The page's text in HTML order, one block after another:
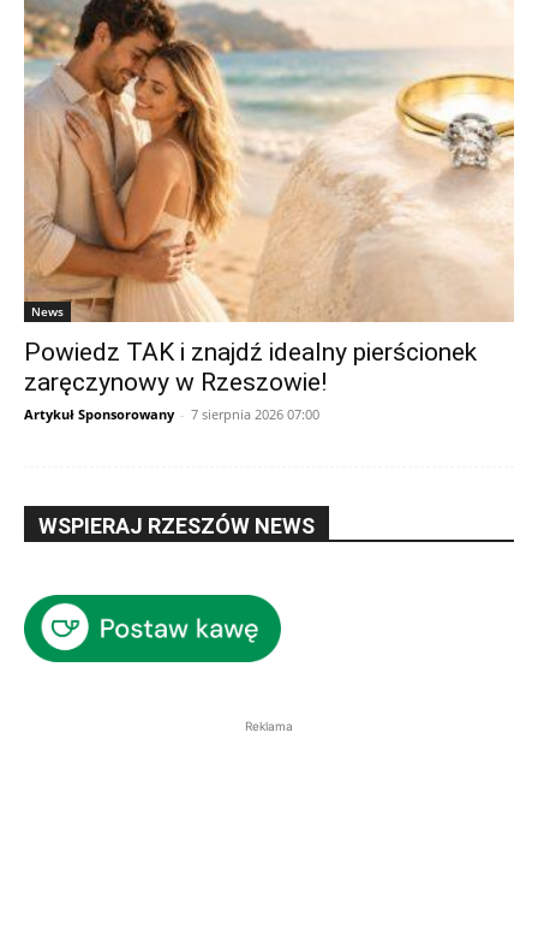
News
Powiedz TAK i znajdź idealny pierścionek
zaręczynowy w Rzeszowie!
Artykuł Sponsorowany - 7 sierpnia 2026 07:00
WSPIERAJ RZESZÓW NEWS
Reklama